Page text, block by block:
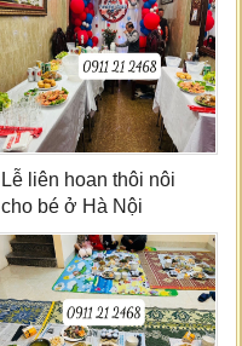
Lễ liên hoan thôi nôi
cho bé ở Hà Nội